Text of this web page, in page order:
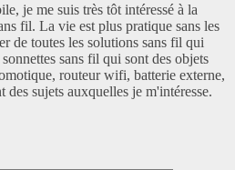
je me suis très tôt intéressé à la
fil. La vie est plus pratique sans les
de toutes les solutions sans fil qui
sans fil qui sont des objets
routeur wifi, batterie externe,
des sujets auxquelles je m'intéresse.